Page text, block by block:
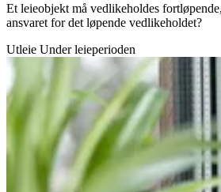
Et leieobjekt må vedlikeholdes
ansvaret for det løpende vedlikeholdet?
Utleie Under leieperioden